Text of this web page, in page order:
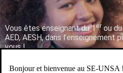
Vous êtes enseignant du 1erou
AED, AESH, dans l’enseignement
vous !
Bonjour et bienvenue au SE-UNSA !